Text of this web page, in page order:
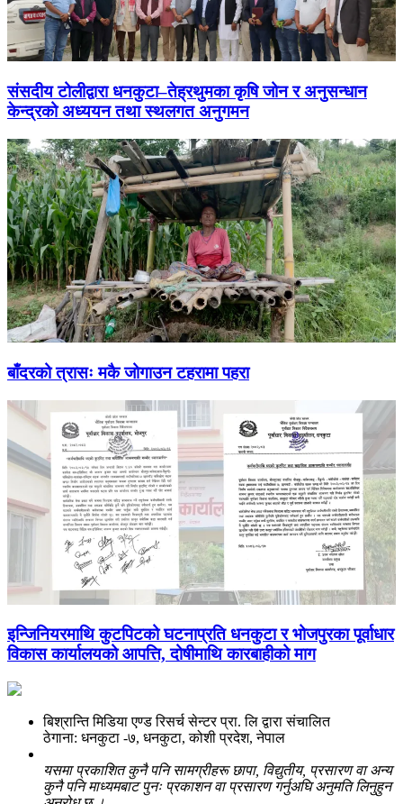
संसदीय टोलीद्वारा धनकुटा–तेह्रथुमका कृषि जोन र अनुसन्धान
केन्द्रको अध्ययन तथा स्थलगत अनुगमन
बाँदरको त्रासः मकै जोगाउन टहरामा पहरा
इन्जिनियरमाथि कुटपिटको घटनाप्रति धनकुटा र भोजपुरका पूर्वाधार
विकास कार्यालयको आपत्ति, दोषीमाथि कारबाहीको माग
बिश्रान्ति मिडिया एण्ड रिसर्च सेन्टर प्रा. लि द्वारा संचालित
ठेगाना: धनकुटा -७, धनकुटा, कोशी प्रदेश, नेपाल
यसमा प्रकाशित कुनै पनि सामग्रीहरू छापा, विद्युतीय, प्रसारण वा अन्य
कुनै पनि माध्यमबाट पुनः प्रकाशन वा प्रसारण गर्नुअघि अनुमति लिनुहुन